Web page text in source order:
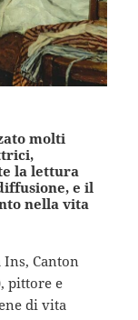
molti
la lettura
e il
nella vita
Ins, Canton
pittore e
di vita